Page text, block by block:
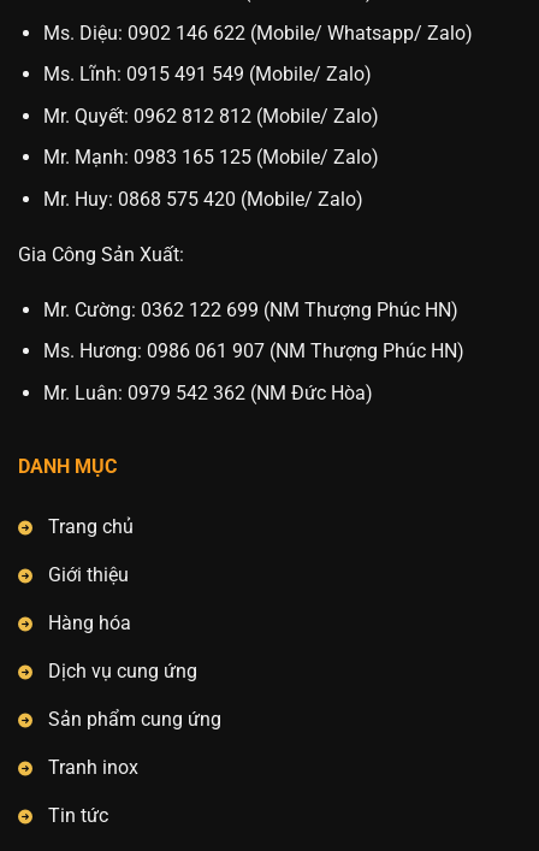
Ms. Diệu: 0902 146 622 (Mobile/ Whatsapp/ Zalo)
Ms. Lĩnh: 0915 491 549 (Mobile/ Zalo)
Mr. Quyết: 0962 812 812 (Mobile/ Zalo)
Mr. Mạnh: 0983 165 125 (Mobile/ Zalo)
Mr. Huy: 0868 575 420 (Mobile/ Zalo)
Gia Công Sản Xuất:
Mr. Cường: 0362 122 699 (NM Thượng Phúc HN)
Ms. Hương: 0986 061 907 (NM Thượng Phúc HN)
Mr. Luân: 0979 542 362 (NM Đức Hòa)
DANH MỤC
Trang chủ
Giới thiệu
Hàng hóa
Dịch vụ cung ứng
Sản phẩm cung ứng
Tranh inox
Tin tức